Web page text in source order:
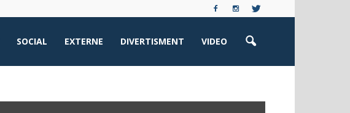
SOCIAL EXTERNE DIVERTISMENT VIDEO